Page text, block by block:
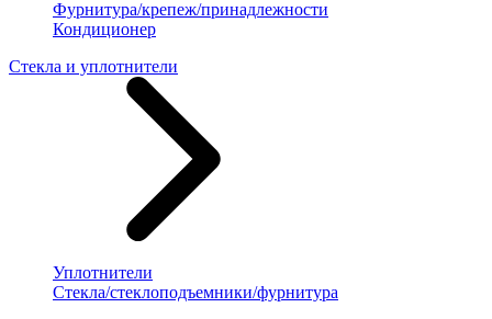
Фурнитура/крепеж/принадлежности
Кондиционер
Стекла и уплотнители
Уплотнители
Стекла/стеклоподъемники/фурнитура